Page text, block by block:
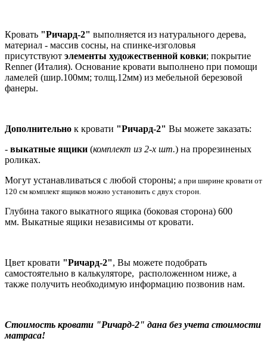
Кровать "Ричард-2" выполняется из натурального дерева,
материал - массив сосны, на спинке-изголовья
присутствуют элементы художественной ковки; покрытие
Renner (Италия). Основание кровати выполнено при помощи
ламелей (шир.100мм; толщ.12мм) из мебельной березовой
фанеры.
Дополнительно к кровати "Ричард-2" Вы можете заказать:
- выкатные ящики (комплект из 2-х шт.) на прорезиненых
роликах.
Могут устанавливаться с любой стороны; а при ширине кровати от
120 см комплект ящиков можно установить с двух сторон.
Глубина такого выкатного ящика (боковая сторона) 600
мм. Выкатные ящики независимы от кровати.
Цвет кровати "Ричард-2", Вы можете подобрать
самостоятельно в калькуляторе, расположенном ниже, а
также получить необходимую информацию позвонив нам.
Стоимость кровати "Ричард-2" дана без учета стоимости
матраса!